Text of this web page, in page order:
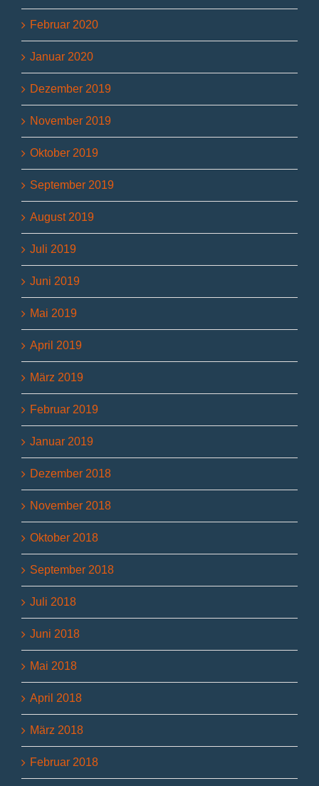
Februar 2020
Januar 2020
Dezember 2019
November 2019
Oktober 2019
September 2019
August 2019
Juli 2019
Juni 2019
Mai 2019
April 2019
März 2019
Februar 2019
Januar 2019
Dezember 2018
November 2018
Oktober 2018
September 2018
Juli 2018
Juni 2018
Mai 2018
April 2018
März 2018
Februar 2018